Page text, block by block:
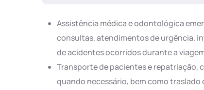
Assistência médica e odontológica
consultas, atendimentos de urgência,
de acidentes ocorridos durante a
Transporte de pacientes e repatriação,
quando necessário, bem como traslado